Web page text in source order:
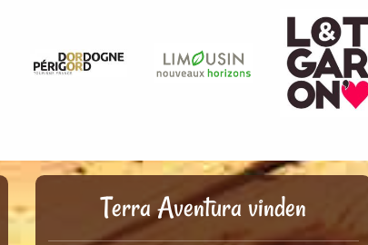
Terra Aventura vinden